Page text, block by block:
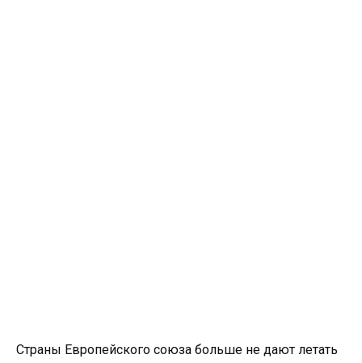
Страны Европейского союза больше не дают летать